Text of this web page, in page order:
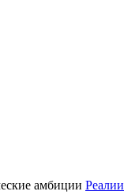
Реалии